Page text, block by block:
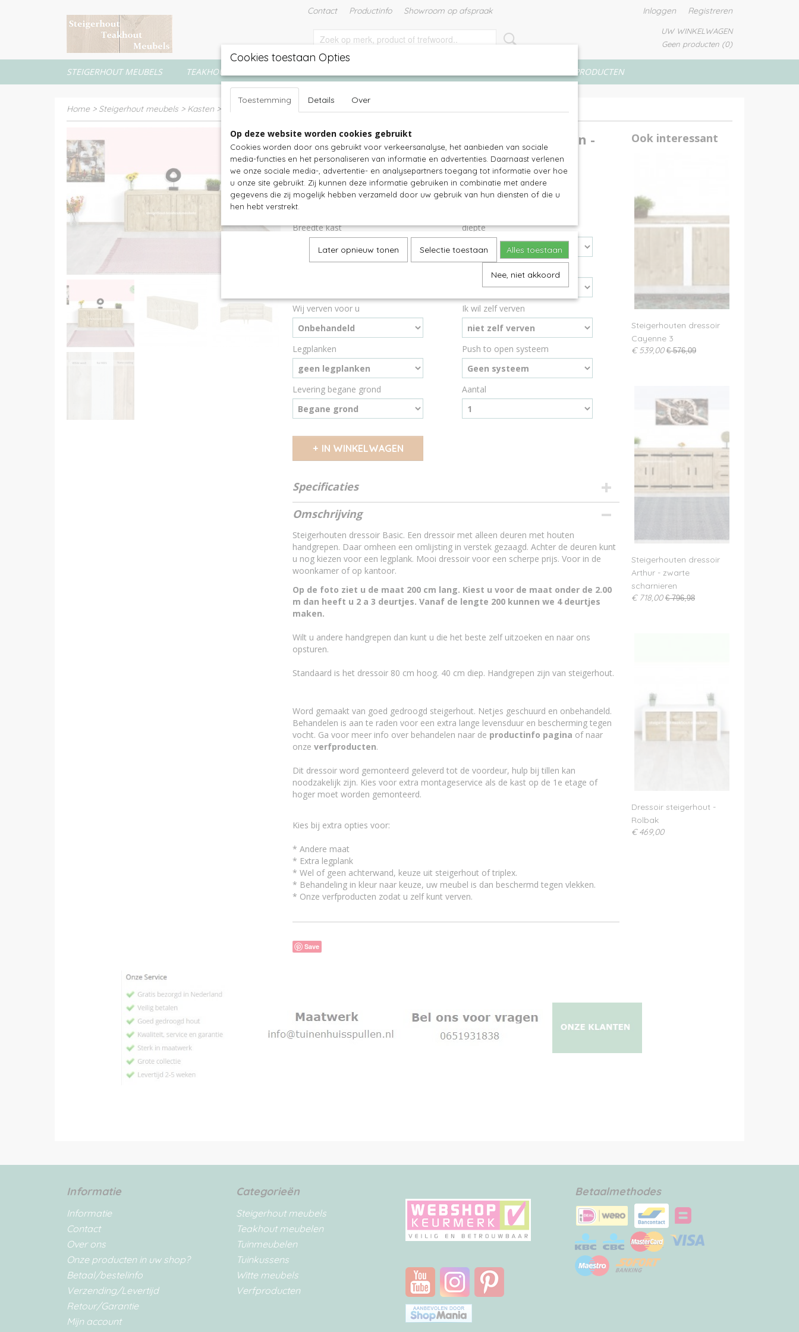
Contact Productinfo Showroom op afspraak Inloggen Registreren
UW WINKELWAGEN
Geen producten (0)
STEIGERHOUT MEUBELS TEAKHOUT MEUBELEN VERFPRODUCTEN
Home> Steigerhout meubels > Kasten>
Steigerhouten dressoir Basic - alleen deuren -
diverse maten
€ 609,39 € 549,00 (inclusief btw 21%)
Levertijd 2-5 weken
Breedte kast diepte
Wij verven voor u Ik wil zelf verven
Legplanken Push to open systeem
Levering begane grond Aantal
IN WINKELWAGEN
Specificaties
Productcode
Soort hout
Droog hout
gedroogd steigerhout
Is het steigerhout behandeld?
Nee,het steigerhout is onbehandeld
Waarmee behandel ik steigerhout?
nano coating kleurloos - beits
Maatwerk
Omschrijving
Steigerhouten dressoir Basic. Een dressoir met alleen deuren met houten
handgrepen. Daar omheen een omlijsting in verstek gezaagd. Achter de deuren kunt
u nog kiezen voor een legplank. Mooi dressoir voor een scherpe prijs. Voor in de
woonkamer of op kantoor.
Op de foto ziet u de maat 200 cm lang. Kiest u voor de maat onder de 2.00
m dan heeft u 2 a 3 deurtjes. Vanaf de lengte 200 kunnen we 4 deurtjes
maken.
Wilt u andere handgrepen dan kunt u die het beste zelf uitzoeken en naar ons
opsturen.
Standaard is het dressoir 80 cm hoog. 40 cm diep. Handgrepen zijn van steigerhout.
Word gemaakt van goed gedroogd steigerhout. Netjes geschuurd en onbehandeld.
Behandelen is aan te raden voor een extra lange levensduur en bescherming tegen
vocht. Ga voor meer info over behandelen naar de productinfo pagina of naar
onze verfproducten.
Dit dressoir word gemonteerd geleverd tot de voordeur, hulp bij tillen kan
noodzakelijk zijn. Kies voor extra montageservice als de kast op de 1e etage of
hoger moet worden gemonteerd.
Kies bij extra opties voor:
* Andere maat
* Extra legplank
* Wel of geen achterwand, keuze uit steigerhout of triplex.
* Behandeling in kleur naar keuze, uw meubel is dan beschermd tegen vlekken.
* Onze verfproducten zodat u zelf kunt verven.
Save
Ook interessant
Steigerhouten dressoir
Cayenne 3
€ 539,00 € 576,09
Steigerhouten dressoir
Arthur - zwarte
scharnieren
€ 718,00 € 796,98
Dressoir steigerhout -
Rolbak
€ 469,00
Informatie
Informatie
Contact
Over ons
Onze producten in uw shop?
Betaal/bestelinfo
Verzending/Levertijd
Retour/Garantie
Mijn account
Categorieën
Steigerhout meubels
Teakhout meubelen
Tuinmeubelen
Tuinkussens
Witte meubels
Verfproducten
Betaalmethodes
Cookies toestaan Opties
Toestemming Details Over
Op deze website worden cookies gebruikt
Cookies worden door ons gebruikt voor verkeersanalyse, het aanbieden van sociale
media-functies en het personaliseren van informatie en advertenties. Daarnaast verlenen
we onze sociale media-, advertentie- en analysepartners toegang tot informatie over hoe
u onze site gebruikt. Zij kunnen deze informatie gebruiken in combinatie met andere
gegevens die zij mogelijk hebben verzameld door uw gebruik van hun diensten of die u
hen hebt verstrekt.
Later opnieuw tonen Selectie toestaan Alles toestaan
Nee, niet akkoord